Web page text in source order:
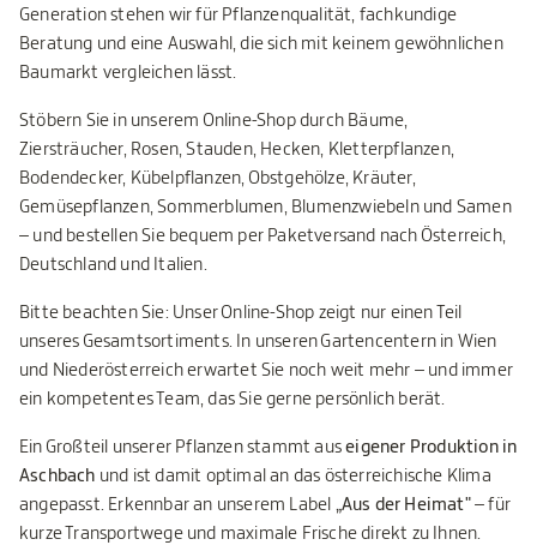
Generation stehen wir für Pflanzenqualität, fachkundige
Beratung und eine Auswahl, die sich mit keinem gewöhnlichen
Baumarkt vergleichen lässt.
Stöbern Sie in unserem Online-Shop durch Bäume,
Ziersträucher, Rosen, Stauden, Hecken, Kletterpflanzen,
Bodendecker, Kübelpflanzen, Obstgehölze, Kräuter,
Gemüsepflanzen, Sommerblumen, Blumenzwiebeln und Samen
– und bestellen Sie bequem per Paketversand nach Österreich,
Deutschland und Italien.
Bitte beachten Sie: Unser Online-Shop zeigt nur einen Teil
unseres Gesamtsortiments. In unseren Gartencentern in Wien
und Niederösterreich erwartet Sie noch weit mehr – und immer
ein kompetentes Team, das Sie gerne persönlich berät.
Ein Großteil unserer Pflanzen stammt auseigener Produktion in
Aschbach und ist damit optimal an das österreichische Klima
angepasst. Erkennbar an unserem Label „Aus der Heimat"– für
kurze Transportwege und maximale Frische direkt zu Ihnen.